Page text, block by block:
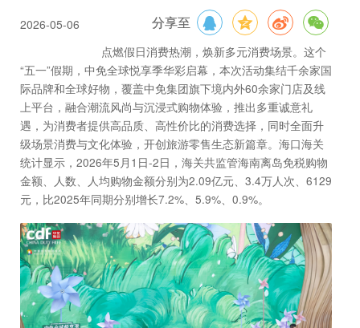
2026-05-06 分享至
点燃假日消费热潮，焕新多元消费场景。这个
“五一”假期，中免全球悦享季华彩启幕，本次活动集结千余家国
际品牌和全球好物，覆盖中免集团旗下境内外60余家门店及线
上平台，融合潮流风尚与沉浸式购物体验，推出多重诚意礼
遇，为消费者提供高品质、高性价比的消费选择，同时全面升
级场景消费与文化体验，开创旅游零售生态新篇章。海口海关
统计显示，2026年5月1日-2日，海关共监管海南离岛免税购物
金额、人数、人均购物金额分别为2.09亿元、3.4万人次、6129
元，比2025年同期分别增长7.2%、5.9%、0.9%。